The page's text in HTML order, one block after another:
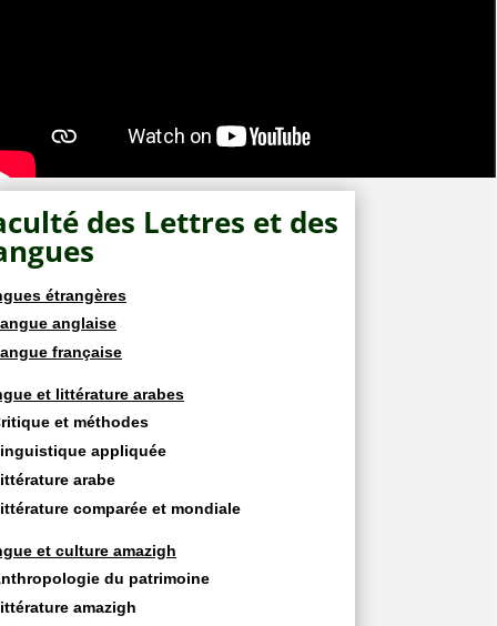
des Lettres et des
étrangères
anglaise
française
et littérature arabes
et méthodes
appliquée
arabe
comparée et mondiale
et culture amazigh
du patrimoine
amazigh